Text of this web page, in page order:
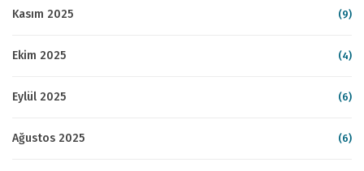
Kasım 2025 (9)
Ekim 2025 (4)
Eylül 2025 (6)
Ağustos 2025 (6)